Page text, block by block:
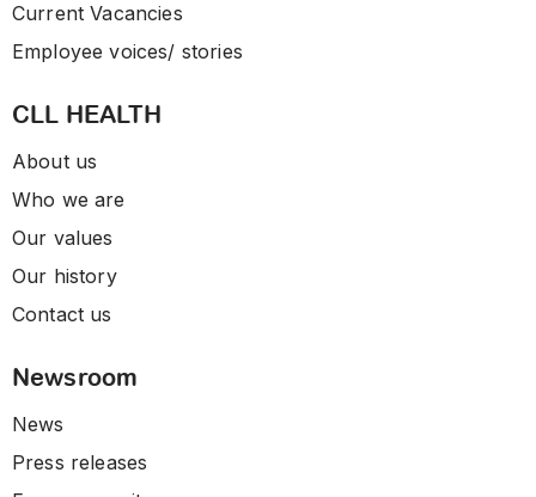
Current Vacancies
Employee voices/ stories
CLL HEALTH
About us
Who we are
Our values
Our history
Contact us
Newsroom
News
Press releases